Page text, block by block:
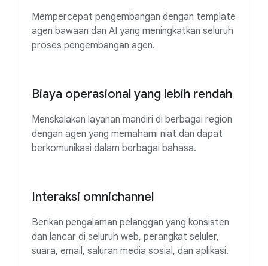
Mempercepat pengembangan dengan template
agen bawaan dan AI yang meningkatkan seluruh
proses pengembangan agen.
Biaya operasional yang lebih rendah
Menskalakan layanan mandiri di berbagai region
dengan agen yang memahami niat dan dapat
berkomunikasi dalam berbagai bahasa.
Interaksi omnichannel
Berikan pengalaman pelanggan yang konsisten
dan lancar di seluruh web, perangkat seluler,
suara, email, saluran media sosial, dan aplikasi.